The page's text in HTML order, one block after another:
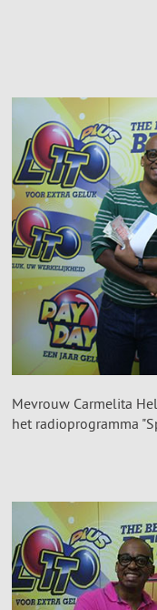
Mevrouw Carmelita
het radioprogramma